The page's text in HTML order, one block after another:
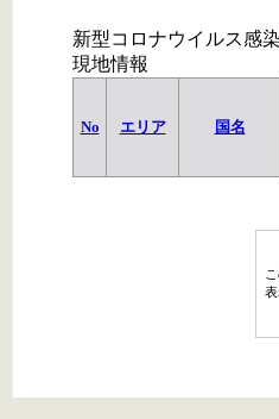
新型コロナウイルス感
現地情報
No エリア 国名
表